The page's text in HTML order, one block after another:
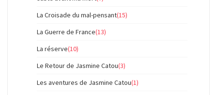
La Croisade du mal-pensant(15)
La Guerre de France(13)
La réserve(10)
Le Retour de Jasmine Catou(3)
Les aventures de Jasmine Catou(1)